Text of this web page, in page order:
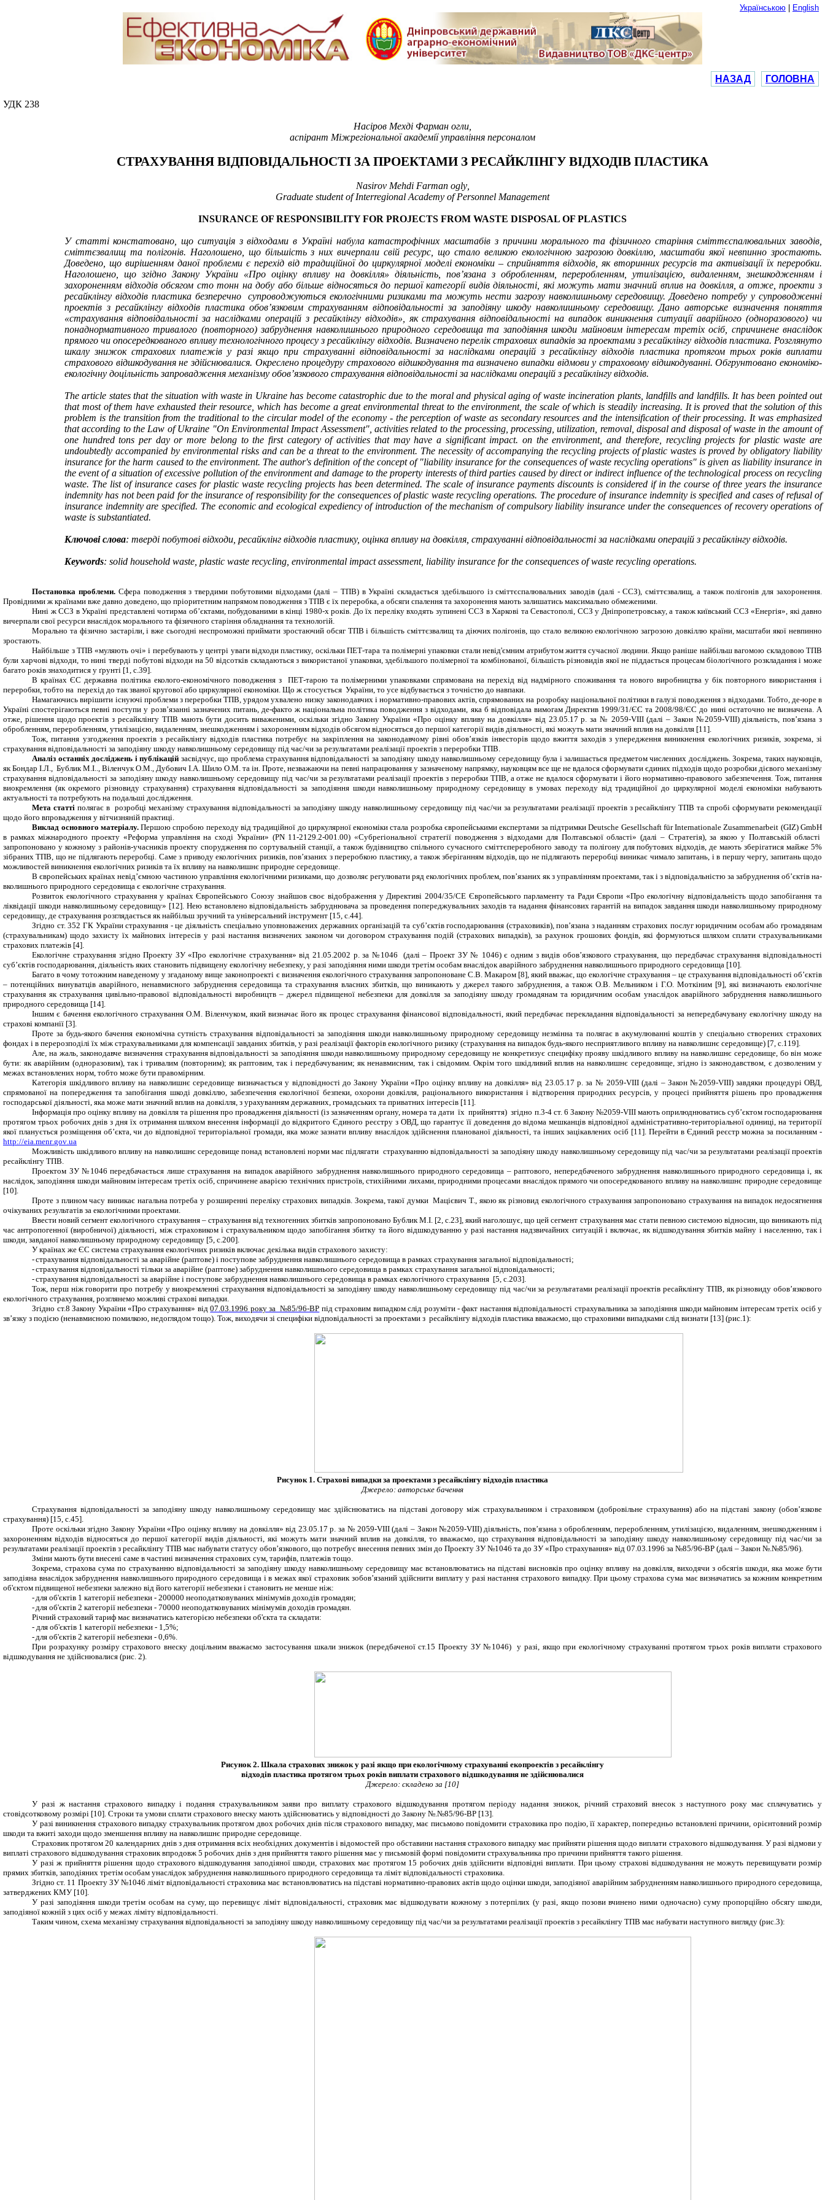
Українською English
НАЗАД ГОЛОВНА
УДК 238
Насіров Мехді Фарман огли,
аспірант Міжрегіональної академії управління персоналом
СТРАХУВАННЯ ВІДПОВІДАЛЬНОСТІ ЗА ПРОЕКТАМИ З РЕСАЙКЛІНГУ ВІДХОДІВ ПЛАСТИКА
NasirovMehdi Farman ogly,
Graduate student of Interregional Academy of Personnel Management
INSURANCE OF RESPONSIBILITY FOR PROJECTS FROM WASTE DISPOSAL OF PLASTICS
У статті констатовано, що ситуація з відходами в Україні набула катастрофічних масштабів з причини морального та фізичного старіння сміттєспалювальних заводів,
сміттєзвалищ та полігонів. Наголошено, що більшість з них вичерпали свій ресурс, що стало великою екологічною загрозою довкіллю, масштаби якої невпинно зростають.
Доведено, що вирішенням даної проблеми є перехід від традиційної до циркулярної моделі економіки – сприйняття відходів, як вторинних ресурсів та активізації їх переробки.
Наголошено, що згідно Закону України «Про оцінку впливу на довкілля» діяльність, пов’язана з обробленням, переробленням, утилізацією, видаленням, знешкодженням і
захороненням відходів обсягом сто тонн на добу або більше відносяться до першої категорії видів діяльності, які можуть мати значний вплив на довкілля, а отже,проектиз
ресайклінгу відходів пластика безперечно супроводжуються екологічними ризиками та можуть нести загрозу навколишньому середовищу. Доведено потребу у супроводженні
проектів з ресайклінгу відходів пластика обов’язковим страхуваннямвідповідальності за заподіяну шкоду навколишньому середовищу. Дано авторське визначення поняття
«страхування відповідальності за наслідками операцій з ресайклінгу відходів», як страхування відповідальності на випадок виникнення ситуації аварійного (одноразового) чи
понаднормативного тривалого (повторного) забруднення навколишнього природного середовища та заподіяння шкоди майновим інтересам третіх осіб, спричинене внаслідок
прямого чи опосередкованого впливу технологічного процесу з ресайклінгу відходів. Визначено перелік страхових випадків за проектамиз ресайклінгу відходів пластика. Розглянуто
шкалу знижок страхових платежів у разі якщо при страхуванні відповідальності за наслідками операцій з ресайклінгу відходів пластика протягом трьох років виплати
страхового відшкодування не здійснювалися. Окреслено процедуру страхового відшкодування та визначено випадки відмови у страховому відшкодуванні. Обгрунтовано економіко-
екологічну доцільність запровадження механізму обов’язкового страхування відповідальності за наслідками операцій з ресайклінгу відходів.
The article states that the situation with waste in Ukraine has become catastrophic due to the moral and physical aging of waste incineration plants, landfills and landfills. It has been pointed out
that most of them have exhausted their resource, which has become a great environmental threat to the environment, the scale of which is steadily increasing. It is proved that the solution of this
problem is the transition from the traditional to the circular model of the economy - the perception of waste as secondary resources and the intensification of their processing. It was emphasized
that according to the Law of Ukraine "On Environmental Impact Assessment", activities related to the processing, processing, utilization, removal, disposal and disposal of waste in the amount of
one hundred tons per day or more belong to the first category of activities that may have a significant impact. on the environment, and therefore, recycling projects for plastic waste are
undoubtedly accompanied by environmental risks and can be a threat to the environment. The necessity of accompanying the recycling projects of plastic wastes is proved by obligatory liability
insurance for the harm caused to the environment. The author's definition of the concept of "liability insurance for the consequences of waste recycling operations" is given as liability insurance in
the event of a situation of excessive pollution of the environment and damage to the property interests of third parties caused by direct or indirect influence of the technological process on recycling
waste. The list of insurance cases for plastic waste recycling projects has been determined. The scale of insurance payments discounts is considered if in the course of three years the insurance
indemnity has not been paid for the insurance of responsibility for the consequences of plastic waste recycling operations. The procedure of insurance indemnity is specified and cases of refusal of
insurance indemnity are specified. The economic and ecological expediency of introduction of the mechanism of compulsory liability insurance under the consequences of recovery operations of
waste is substantiated.
Ключові слова: тверді побутові відходи, ресайклінг відходів пластику, оцінка впливу на довкілля, страхуванні відповідальності за наслідками операцій з ресайклінгу відходів.
Keywords: solid household waste, plastic waste recycling, environmental impact assessment, liability insurance for the consequences of waste recycling operations.
Постановка проблеми. Сфера поводження з твердими побутовими відходами (далі – ТПВ) в Україні складається здебільшого із сміттєспалювальних заводів (далі - ССЗ), сміттєзвалищ, а також полігонів для захоронення.
Провідними ж країнами вже давно доведено, що пріоритетним напрямом поводження з ТПВ є їх переробка, а обсяги спалення та захоронення мають залишатись максимально обмеженими.
Нині жССЗ в Україні представлені чотирма об’єктами, побудованими в кінці 1980-х років. Доїх переліку входять зупинені ССЗ в Харкові та Севастополі, ССЗ у Дніпропетровську, а також київський ССЗ«Енергія», які давно
вичерпали свої ресурси внаслідок морального та фізичного старіння обладнання та технологій.
Морально та фізично застаріли, і вже сьогодні неспроможні приймати зростаючий обсяг ТПВ і більшість сміттєзвалищ та діючих полігонів,що стало великою екологічною загрозою довкіллю країни, масштаби якої невпинно
зростають.
Найбільше з ТПВ «муляють очі» і перебувають у центрі уваги відходи пластику, оскільки ПЕТ-тара та полімерні упаковки стали невід'ємним атрибутом життя сучасної людини. Якщо раніше найбільш вагомою складовою ТПВ
були харчові відходи, то нині тверді побутові відходи на 50 відсотків складаються з використаної упаковки, здебільшого полімерної та комбінованої, більшість різновидів якої не піддається процесам біологічного розкладання і може
багато років знаходитися у ґрунті [1, с.39].
В країнах ЄС державна політика еколого-економічного поводження з ПЕТ-тарою та полімерними упаковками спрямована на перехід від надмірного споживання та нового виробництва у бік повторного використання і
переробки, тобто на перехід до так званої кругової або циркулярної економіки. Що ж стосується України, то усе відбувається з точністю до навпаки.
Намагаючись вирішити існуючі проблеми з переробки ТПВ, урядом ухвалено низку законодавчих і норма­тивно-правових актів, спрямованих на розробку національної політики в галузі поводження з відхо­дами. Тобто, де-юре в
Україні спостерігаються певні поступи у розв’язанні зазначених питань, де-факто ж національна політика поводження з відходами, яка б відповідала вимогамДиректив 1999/31/ЄC та 2008/98/ЄCдо нині остаточно не визначена.А
отже, рішення щодо проектів з ресайклінгу ТПВ мають бути досить виваженими, оскільки згідно Закону України «Про оцінку впливу на довкілля» від 23.05.17 р. за № 2059-VIII(далі – Закон №2059-VIII) діяльність, пов’язана з
обробленням, переробленням, утилізацією, видаленням, знешкодженням і захороненням відходів обсягом відносяться до першої категорії видів діяльності, які можуть мати значний вплив на довкілля [11].
Тож, питання узгодження проектів з ресайклінгу відходів пластика потребує на закріплення на законодавчому рівні обов’язків інвесторів щодо вжиття заходів з упередження виникнення екологічних ризиків, зокрема, зі
страхування відповідальності за заподіяну шкоду навколишньому середовищу під час/чи за результатами реалізації проектів з переробки ТПВ.
Аналіз останніх досліджень і публікацій засвідчує, що проблема страхування відповідальності за заподіяну шкоду навколишньому середовищу була і залишається предметом численних досліджень. Зокрема, таких науковців,
як Бондар І.Л., Бублик М.І.., Віленчук О.М., Дубович І.А. Шило О.М. та ін.Проте, не­зважаючи на певні напрацювання у зазначеному на­прямку, науковцям все ще не вдалося сформувати єдиних підходів щодо розробки дієвого механізму
страхування відповідальності за заподіяну шкоду навколишньому середовищу під час/чи за результатами реалізації проектів з переробки ТПВ, а отже не вдалося сформувати і його нормативно-правового забезпечення.Тож, питання
виокремлення (як окремого різновиду страхування) страхування відповідальності за запо­діяння шкоди навколишньому природному середовищув умовах переходу від традиційної до циркулярної моделі економіки набувають
актуальності та потребують на подальші дослідження.
Мета статтіполягає в розробці механізму страхування відповідальності за заподіяну шкоду навколишньому середовищу під час/чи за результатами реалізації проектів з ресайклінгу ТПВ та спробі сформувати рекомендації
щодо його впровадження у вітчизняній практиці.
Виклад основного матеріалу.Першою спробою переходу від традиційної до циркулярної економіки стала розробка європейськими експертами за підтримкиDeutsche Gesellschaft für Internationale Zusammenarbeit (GIZ) GmbH
в рамках міжнародного проекту «Реформа управління на сході України» (PN11-2129.2-001.00) «Субрегіональної стратегії поводження з відходами для Полтавської області» (далі – Стратегія), за якою у Полтавській області
запропоновано у кожному з районів-учасників проекту спорудження по сортувальній станції, а також будівництво спільного сучасного сміттєпереробного заводу та полігону для побутових відходів, де мають зберігатися майже 5%
зібраних ТПВ, що не підлягають переробці. Саме з приводу екологічних ризиків, пов’язаних з переробкою пластику, а також зберіганням відходів, що не підлягають переробці виникає чимало запитань, і в першу чергу, запитань щодо
можливостей виникнення екологічних ризиків та їх впливу на навколишнє природне середовище.
В європейських країнах невід’ємною частиною управління екологічними ризиками, що дозволяє регулювати ряд екологічних проблем, пов’язаних як з управлінням проектами, так і з від­повідальністю за забруднення об’єктів на­
вколишнього природного середовища є екологічне стра­хування.
Розвиток екологічного страхування у країнах Європейського Союзу знайшов своє відображення у Директиві 2004/35/СЕ Європейського парламенту та Ради Євро­пи «Про екологічну відповідальність щодо запобігання та
ліквідації шкоди навколиш­ньому середовищу» [12]. Нею встановлено відповідальність забруд­нювача за проведення попереджувальних заходів та надання фінансових гарантій на випадок завдання шкоди навколишньому природному
середовищу, де страхування розглядається як найбільш зручний та уні­версальний інструмент [15, с.44].
Згідно ст. 352 ГК України страхування - це діяль­ність спеціально уповноважених державних організацій та суб’єктів господарювання (страховиків), пов’язана з наданням стра­хових послуг юридичним особам або гро­мадянам
(страхувальникам) щодо захисту їх майнових інтересів у разі настання ви­значених законом чи договором страхуван­ня подій (страхових випадків), за рахунок грошових фондів, які формуються шляхом сплати страхувальниками
страхових плате­жів [4].
Екологічне страхування згідно Проекту ЗУ «Про екологічне страхування» від 21.05.2002 р. за №1046 (далі – Проект ЗУ № 1046) є одним з видів обов’язкового страхування, що передбачає страхування відповідальності
суб’єктів господарювання, діяльність яких становить підвищену екологічну небезпеку, у разі заподіяння ними шкоди третім особам внаслідок аварійного забруднення навколишнього природного середовища [10].
Багато в чому тотожним наведеному у згаданому вище законопроекті є визначення екологічного страхування запропоноване С.В. Макаром [8], який вважає, що екологічне страхування – це страхування відповідальності об’єктів
– потенційних винуватців аварійного, ненавмисного забруднення середовища та страхування власних збитків, що виникають у джерел такого забруднення, а також О.В. Мельником і Г.О. Моткіним [9], які визначають екологічне
страхування як страхування цивільно-правової відповідальності виробництв – джерел підвищеної небезпеки для довкілля за заподіяну шкоду громадянам та юридичним особам унаслідок аварійного забруднення навколишнього
природного середовища [14].
Іншим є бачення екологічного страхування О.М. Віленчуком, який визначає його як процес страхування фінансової відповідальності, який передбачає перекладання відповідальності за непередбачувану екологічну шкоду на
страхові компанії [3].
Проте за будь-якого бачення економічна сутність страхування відповідальності за заподіяння шкоди навколишньому природному середовищунезмінна та полягає в акумулюванні коштів у спеціально створених страхових
фондах і в перерозподілі їх між страхувальниками для компенсації завданих збитків, у разі реалізації факторів екологічного ризику (страхування на випадок будь-якого несприятливого впливу на навколишнє середовище) [7, с.119].
Але, на жаль, законодавче визначення страхуваннявідповідальності за заподіяння шкоди навколишньому природному середовищу не конкретизує специфіку прояву шкідливого впливу на навколишнє середовище, бовінможе
бути: як аварійним (одноразовим), так і тривалим (повторним); як раптовим, так і передбачуваним; як ненавмисним, так і свідомим.Окрім того шкідливий вплив на навколишнє середовище, згідно із законодавством, є дозволениму
межах встановлених норм, тобто може бути правомірним.
Категорія шкідливого впливу на навколишнє середовище визначається у відповідності до Закону України «Про оцінку впливу на довкілля» від 23.05.17 р. за № 2059-VIII (далі – Закон №2059-VIII) завдяки процедурі ОВД,
спрямованої на попередження та запобігання шкоді довкіллю, забезпечення екологічної безпеки, охорони довкілля, раціонального використання і відтворення природних ресурсів, у процесі прийняття рішень про провадження
господарської діяльності, яка може мати значний вплив на довкілля, з урахуванням державних, громадських та приватних інтересів [11].
Інформація про оцінку впливу на довкілля та рішення про провадження діяльності (із зазначенням органу, номера та дати їх прийняття) згідно п.3-4 ст. 6 Закону №2059-VIII мають оприлюднюватись суб’єктом господарювання
протягом трьох робочих днів з дня їх отримання шляхом внесення інформації до відкритого Єдиного реєстру з ОВД, що гарантує її доведення до відома мешканців відповідної адміністративно-територіальної одиниці, на території
якої планується розміщення об’єкта, чи до відповідної територіальної громади, яка може зазнати впливу внаслідок здійснення планованої діяльності, та інших зацікавлених осіб [11]. Перейти в Єдиний реєстр можна за посиланням -
http://eia.menr.gov.ua
Можливість шкідливого впливу на навколишнє середовище понад встановлені норми має підлягати страхуваннювідповідальності за заподіяну шкоду навколишньому середовищу під час/чи за результатами реалізації проектів
ресайклінгу ТПВ.
Проектом ЗУ№1046передбачається лише страхування на випадок аварійного забруднення навколишнього природного середовища – раптового, непередбаченого забруднення навколишнього природного середовища і, як
наслідок, заподіяння шкоди майновим інтересам третіх осіб, спричинене аварією технічних пристроїв, стихійними лихами, природними процесами внаслідок прямого чи опосередкованого впливу на навколишнє природне середовище
[10].
Проте з плином часу виникає нагальна потреба у розширенні переліку страхових випадків. Зокрема, такої думки Мацієвич Т., якою як різновид екологічного страхування запропоновано страхування на випадок недосягнення
очікуваних результатів за екологічними проектами.
Ввести новий сегмент екологічного страхування – страхування від техногенних збитків запропоновано Бублик М.І. [2, с.23], який наголошує, що цей сегмент страхування має стати певною системою відносин, що виникають під
час антропогенної (виробничої) діяльності, між страховиком і страхувальником щодо запобігання збитку та його відшкодуванню у разі настання надзвичайних ситуацій і включає, як відшкодування збитків майну і населенню, так і
шкоди, завданої навколишньому природному середовищу [5, с.200].
У країнах же ЄС система страхування екологічних ризиків включає декілька видів страхового захисту:
-страхування відповідальності за аварійне (раптове) і поступове забруднення навколишнього середовища в рамках страхування загальної відповідальності;
-страхування відповідальності тільки за аварійне (раптове) забруднення навколишнього середовища в рамках страхування загальної відповідальності;
-страхування відповідальності за аварійне і поступове забруднення навколишнього середовища в рамках екологічного страхування [5, с.203].
Тож, перш ніж говорити про потребу у виокремленні страхування відповідальностіза заподіяну шкоду навколишньому середовищу під час/чи за результатами реалізації проектів ресайклінгу ТПВ, як різновиду обов’язкового
екологічного страхування, розглянемо можливі страхові випадки.
Згідно ст.8 Закону України «Про страхування» від07.03.1996 року за №85/96-ВР під страховим випадком слід розуміти - факт настання відповідальності страхувальника за заподіяння шкоди майновим інтересам третіх осіб у
зв’язку з подією (ненавмисною помилкою, недоглядом тощо). Тож, виходячи зі специфіки відповідальності за проектами з ресайклінгу відходів пластика вважаємо, що страховими випадками слід визнати [13] (рис.1):
Рисунок 1. Страхові випадки за проектами з ресайклінгу відходів пластика
Джерело: авторське бачення
Страхування відповідальності за заподіяну шкоду навколишньому середовищу має здійснюватись на під­ставі договору між страхувальником і стра­ховиком (добровільне страхування) або на підставі закону (обов’язкове
страхування) [15, с.45].
Проте оскільки згідно Закону України «Про оцінку впливу на довкілля» від 23.05.17 р. за № 2059-VIII(далі – Закон №2059-VIII) діяльність, пов’язана зобробленням, переробленням, утилізацією, видаленням, знешкодженням і
захороненням відходів відносяться до першої категорії видів діяльності, які можуть мати значний вплив на довкілля, то вважаємо, що страхування відповідальності за заподіяну шкоду навколишньому середовищу під час/чи за
результатами реалізації проектів з ресайклінгу ТПВ має набувати статусу обов’язкового, що потребує внесення певних змін до Проекту ЗУ №1046 та до ЗУ «Про страхування» від 07.03.1996 за №85/96-ВР (далі – Закон №.№85/96).
Зміни мають бути внесені саме в частині визначення страхових сум, тарифів, платежів тощо.
Зокрема, страхова сума по страхуванню відповідальності за заподіяну шкоду навколишньому середовищу має встановлюватись на підставі висновків про оцінку впливу на довкілля, виходячи з обсягів шкоди, яка може бути
заподіяна внаслідок забруднення навколишнього природного середовища і в межах якої страховик зобов’язаний здійснити виплату у разі настання страхового випадку. При цьому страхова сума має визначатись за кожним конкретним
об'єктом підвищеної небезпеки залежно від його категорії небезпеки і становить не менше ніж:
-для об'єктів 1 категорії небезпеки - 200000 неоподатковуваних мінімумів доходів громадян;
-для об'єктів 2 категорії небезпеки - 70000 неоподатковуваних мінімумів доходів громадян.
Річний страховий тарифмає визначатиськатегорією небезпеки об'єктата складати:
-для об'єктів 1 категорії небезпеки - 1,5%;
-для об'єктів 2 категорії небезпеки - 0,6%.
При розрахунку розміру страхового внеску доцільним вважаємо застосування шкали знижок (передбаченої ст.15 Проекту ЗУ №1046) у разі, якщо при екологічному страхуванні протягом трьох років виплати страхового
відшкодування не здійснювалися (рис. 2).
Рисунок 2. Шкала страхових знижок у разі якщо при екологічному страхуванні екопроектів з ресайклінгу
відходів пластика протягом трьох років виплати страхового відшкодування не здійснювалися
Джерело: складено за [10]
У разі ж настання страхового випадку і подання страхувальником заяви про виплату страхового відшкодування протягом періоду надання знижок, річний страховий внесок з наступного року має сплачуватись у
стовідсотковому розмірі [10]. Строки та умови сплати страхового внеску мають здійснюватись у відповідності до Закону №.№85/96-ВР [13].
У разі виникнення страхового випадку страхувальник протягом двох робочих днів після страхового випадку, має письмово повідомити страховика про подію, її характер, попередньо встановлені причини, орієнтовний розмір
шкоди та вжиті заходи щодо зменшення впливу на навколишнє природне середовище.
Страховикпротягом 20 календарних днів з дня отримання всіх необхідних документів і відомостей про обставини настання страхового випадку має прийняти рішення щодо виплати страхового відшкодування. У разі відмови у
виплаті страхового відшкодування страховик впродовж 5 робочих днів з дня прийняття такого рішення має у письмовій формі повідомити страхувальника про причини прийняття такого рішення.
У разі ж прийняття рішення щодо страхового відшкодування заподіяної шкоди, страхових має протягом 15 робочих днів здійснити відповідні виплати. При цьому страхові відшкодування не можуть перевищувати розмір
прямих збитків, заподіяних третім особам унаслідок забруднення навколишнього природного середовища та ліміт відповідальності страховика.
Згідно ст. 11 Проекту ЗУ №1046 ліміт відповідальності страховика має встановлюватись на підставі нормативно-правових актів щодо оцінки шкоди, заподіяної аварійним забрудненням навколишнього природного середовища,
затверджених КМУ [10].
У разі заподіяння шкоди третім особам на суму, що перевищує ліміт відповідальності, страховик має відшкодувати кожному з потерпілих (у разі, якщо позови вчинено ними одночасно) суму пропорційно обсягу шкоди,
заподіяної кожній з цих осіб у межах ліміту відповідальності.
Таким чином, схема механізмустрахування відповідальностіза заподіяну шкоду навколишньому середовищу під час/чи за результатами реалізації проектів з ресайклінгу ТПВ має набувати наступного вигляду (рис.3):